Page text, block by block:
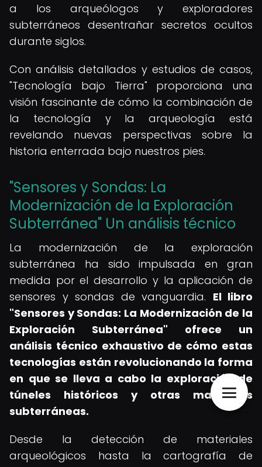
a los arqueólogos y exploradores
subterráneos desentrañar secretos ocultos
durante siglos.
Con análisis detallados y estudios de casos,
"Tecnología bajo Tierra" proporciona una
visión fascinante de cómo la combinación de
la tecnología y la arqueología está
revelando nuevas perspectivas sobre la
historia enterrada bajo nuestros pies.
"Sensores y Sondas: La
Modernización de la Exploración
Subterránea" Un análisis técnico
La modernización de la exploración
subterránea ha sido impulsada en gran
medida por el desarrollo y la aplicación de
sensores y sondas de vanguardia. El libro
"Sensores y Sondas: La Modernización de la
Exploración Subterránea" ofrece un
análisis técnico exhaustivo de cómo estas
tecnologías están revolucionando la forma
en que se lleva a cabo la exploración de
túneles históricos y otras maravillas
subterráneas.
Desde la detección de materiales
arqueológicos hasta la cartografía de